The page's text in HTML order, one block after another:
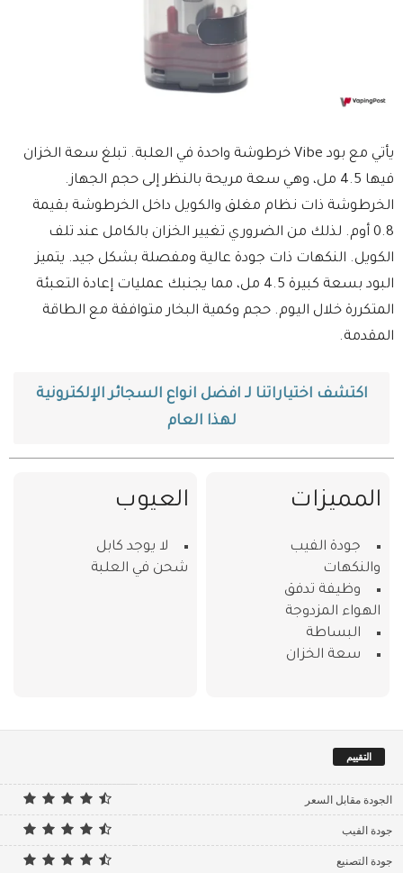
يأتي مع بود Vibe خرطوشة واحدة في العلبة. تبلغ سعة الخزان
فيها 4.5 مل، وهي سعة مريحة بالنظر إلى حجم الجهاز.
الخرطوشة ذات نظام مغلق والكويل داخل الخرطوشة بقيمة
0.8 أوم. لذلك من الضروري تغيير الخزان بالكامل عند تلف
الكويل. النكهات ذات جودة عالية ومفصلة بشكل جيد. يتميز
البود بسعة كبيرة 4.5 مل، مما يجنبك عمليات إعادة التعبئة
المتكررة خلال اليوم. حجم وكمية البخار متوافقة مع الطاقة
المقدمة.
اكتشف اختياراتنا لـ افضل انواع السجائر الإلكترونية
لهذا العام
المميزات
جودة الفيب
والنكهات
وظيفة تدفق
الهواء المزدوجة
البساطة
سعة الخزان
العيوب
لا يوجد كابل
شحن في العلبة
التقييم
الجودة مقابل السعر
جودة الفيب
جودة التصنيع